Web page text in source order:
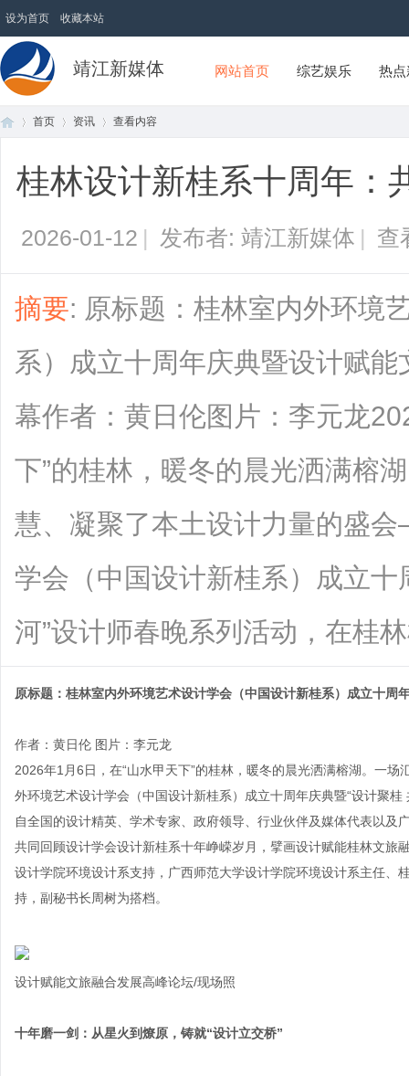
设为首页 收藏本站
靖江新媒体 网站首页 综艺娱乐 热
首页
›
资讯
›
查看内容
桂林设计新桂系十周年：
2026-01-12 | 发布者: 靖江新媒体 | 查
摘要: 原标题：桂林室内外环境
系）成立十周年庆典暨设计赋
幕作者：黄日伦图片：李元龙
下”的桂林，暖冬的晨光洒满榕
慧、凝聚了本土设计力量的盛
学会（中国设计新桂系）成立十
河”设计师春晚系列活动，在桂
原标题：桂林室内外环境艺术设计学会（中国设计新桂系）成立十周
作者：黄日伦 图片：李元龙
2026年1月6日，在“山水甲天下”的桂林，暖冬的晨光洒满榕湖。一
外环境艺术设计学会（中国设计新桂系）成立十周年庆典暨“设计聚
自全国的设计精英、学术专家、政府领导、行业伙伴及媒体代表以
共同回顾设计学会设计新桂系十年峥嵘岁月，擘画设计赋能桂林文旅
设计学院环境设计系支持，广西师范大学设计学院环境设计系主任、
持，副秘书长周树为搭档。
设计赋能文旅融合发展高峰论坛/现场照
十年磨一剑：从星火到燎原，铸就“设计立交桥”